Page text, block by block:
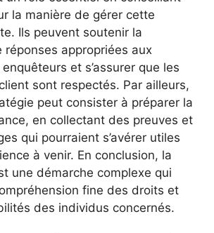
la manière de gérer cette
Ils peuvent soutenir la
appropriées aux
et s’assurer que les
sont respectés. Par ailleurs,
peut consister à préparer la
en collectant des preuves et
qui pourraient s’avérer utiles
à venir. En conclusion, la
une démarche complexe qui
fine des droits et
des individus concernés.